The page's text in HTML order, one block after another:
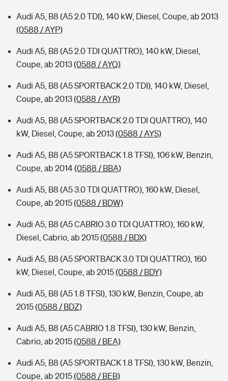
Audi A5, B8 (A5 2.0 TDI), 140 kW, Diesel, Coupe, ab 2013
(0588 / AYP)
Audi A5, B8 (A5 2.0 TDI QUATTRO), 140 kW, Diesel,
Coupe, ab 2013(0588 / AYQ)
Audi A5, B8 (A5 SPORTBACK 2.0 TDI), 140 kW, Diesel,
Coupe, ab 2013(0588 / AYR)
Audi A5, B8 (A5 SPORTBACK 2.0 TDI QUATTRO), 140
kW, Diesel, Coupe, ab 2013(0588 / AYS)
Audi A5, B8 (A5 SPORTBACK 1.8 TFSI), 106 kW, Benzin,
Coupe, ab 2014(0588 / BBA)
Audi A5, B8 (A5 3.0 TDI QUATTRO), 160 kW, Diesel,
Coupe, ab 2015(0588 / BDW)
Audi A5, B8 (A5 CABRIO 3.0 TDI QUATTRO), 160 kW,
Diesel, Cabrio, ab 2015(0588 / BDX)
Audi A5, B8 (A5 SPORTBACK 3.0 TDI QUATTRO), 160
kW, Diesel, Coupe, ab 2015(0588 / BDY)
Audi A5, B8 (A5 1.8 TFSI), 130 kW, Benzin, Coupe, ab
2015(0588 / BDZ)
Audi A5, B8 (A5 CABRIO 1.8 TFSI), 130 kW, Benzin,
Cabrio, ab 2015(0588 / BEA)
Audi A5, B8 (A5 SPORTBACK 1.8 TFSI), 130 kW, Benzin,
Coupe, ab 2015(0588 / BEB)